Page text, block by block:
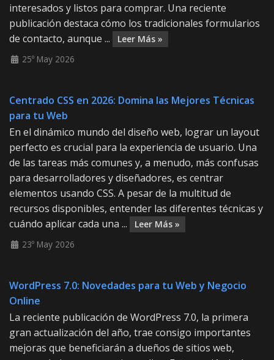
interesados y listos para comprar. Una reciente
publicación destaca cómo los tradicionales formularios
de contacto, aunque ...
Leer Más »
25º May 2026
Centrado CSS en 2026: Domina las Mejores Técnicas
para tu Web
En el dinámico mundo del diseño web, lograr un layout
perfecto es crucial para la experiencia de usuario. Una
de las tareas más comunes y, a menudo, más confusas
para desarrolladores y diseñadores, es centrar
elementos usando CSS. A pesar de la multitud de
recursos disponibles, entender las diferentes técnicas y
cuándo aplicar cada una ...
Leer Más »
23º May 2026
WordPress 7.0: Novedades para tu Web y Negocio
Online
La reciente publicación de WordPress 7.0, la primera
gran actualización del año, trae consigo importantes
mejoras que beneficiarán a dueños de sitios web,